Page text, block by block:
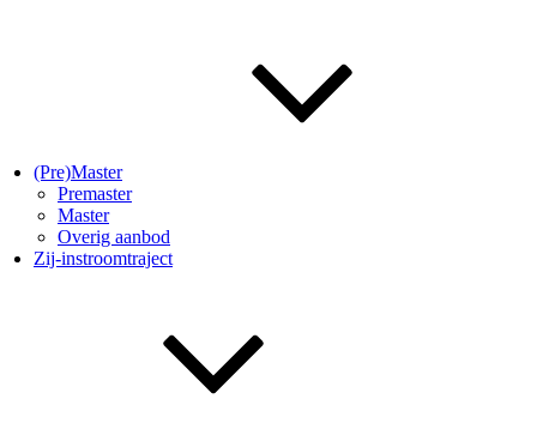
(Pre)Master
Premaster
Master
Overig aanbod
Zij-instroomtraject